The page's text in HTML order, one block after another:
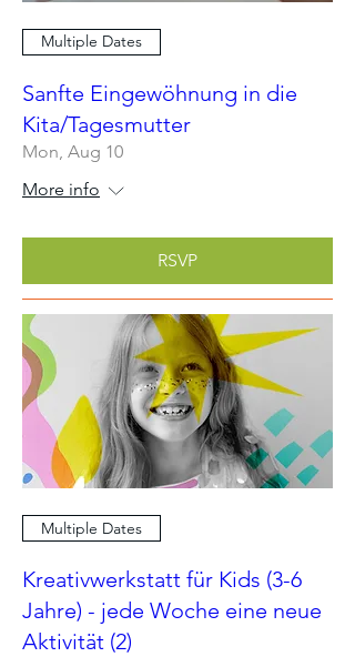
Multiple Dates
Sanfte Eingewöhnung in die
Kita/Tagesmutter
Mon, Aug 10
More info
RSVP
Multiple Dates
Kreativwerkstatt für Kids (3-6
Jahre) - jede Woche eine neue
Aktivität (2)